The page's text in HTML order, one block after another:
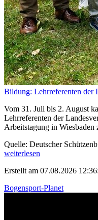
Bildung: Lehrreferenten der
Vom 31. Juli bis 2. August
Lehrreferenten der
Arbeitstagung in Wiesbaden
Quelle: Deutscher
weiterlesen
Erstellt am 07.08.2026
Bogensport-Planet